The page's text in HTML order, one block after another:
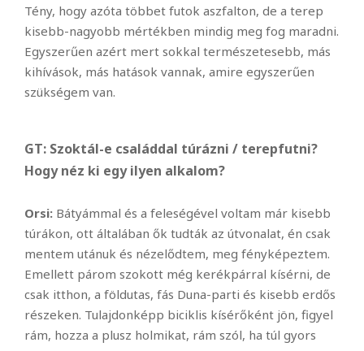
Tény, hogy azóta többet futok aszfalton, de a terep
kisebb-nagyobb mértékben mindig meg fog maradni.
Egyszerűen azért mert sokkal természetesebb, más
kihívások, más hatások vannak, amire egyszerűen
szükségem van.
GT: Szoktál-e családdal túrázni / terepfutni?
Hogy néz ki egy ilyen alkalom?
Orsi: Bátyámmal és a feleségével voltam már kisebb
túrákon, ott általában ők tudták az útvonalat, én csak
mentem utánuk és nézelődtem, meg fényképeztem.
Emellett párom szokott még kerékpárral kísérni, de
csak itthon, a földutas, fás Duna-parti és kisebb erdős
részeken. Tulajdonképp biciklis kísérőként jön, figyel
rám, hozza a plusz holmikat, rám szól, ha túl gyors